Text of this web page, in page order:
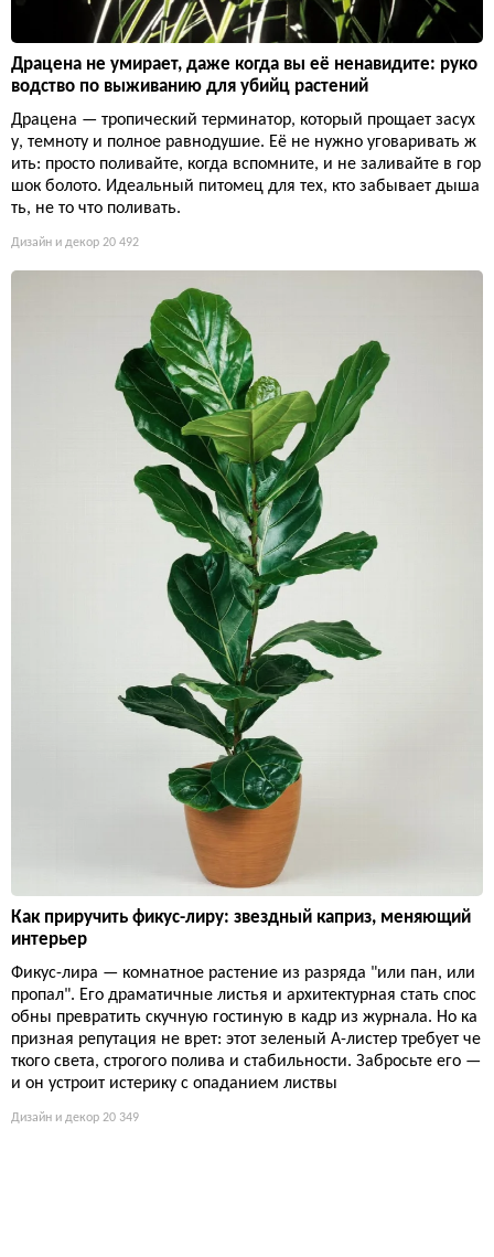
Драцена не умирает, даже когда вы её ненавидите: руко
водство по выживанию для убийц растений
Драцена — тропический терминатор, который прощает засух
у, темноту и полное равнодушие. Её не нужно уговаривать ж
ить: просто поливайте, когда вспомните, и не заливайте в гор
шок болото. Идеальный питомец для тех, кто забывает дыша
ть, не то что поливать.
Дизайн и декор 20 492
Как приручить фикус-лиру: звездный каприз, меняющий
интерьер
Фикус-лира — комнатное растение из разряда "или пан, или
пропал". Его драматичные листья и архитектурная стать спос
обны превратить скучную гостиную в кадр из журнала. Но ка
призная репутация не врет: этот зеленый А-листер требует че
ткого света, строгого полива и стабильности. Забросьте его —
и он устроит истерику с опаданием листвы
Дизайн и декор 20 349